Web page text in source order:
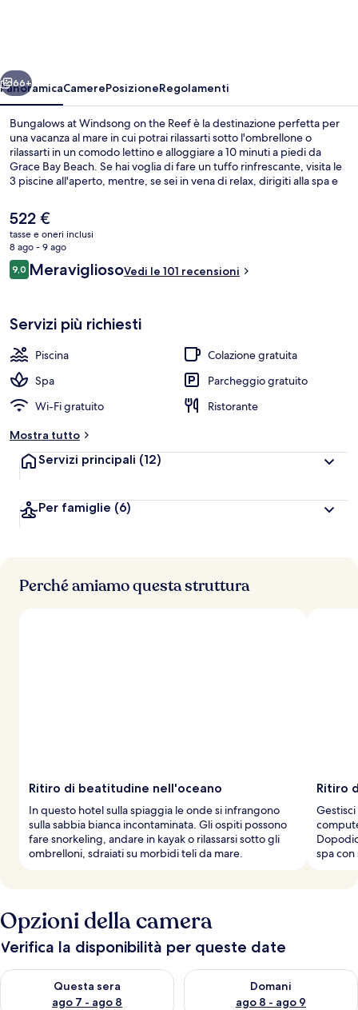
Reef
Avanti
66+
PanoramicaCamerePosizioneRegolamenti
Bungalows at Windsong on the Reef è la destinazione perfetta per
una vacanza al mare in cui potrai rilassarti sotto l'ombrellone o
rilassarti in un comodo lettino e alloggiare a 10 minuti a piedi da
Grace Bay Beach. Se hai voglia di fare un tuffo rinfrescante, visita le
3 piscine all'aperto, mentre, se sei in vena di relax, dirigiti alla spa e
mangiare troverai 2 ristoranti e un bar/lounge, ideale per
sorseggiare una bibita fresca. Questo hotel in stile mediterraneo
vanta 3 vasche idromassaggio e una palestra aperta giorno e notte,
oltre a dotazioni nelle camere come divani letto e frigoriferi.
Il
prezzo
attuale
è
522 €
522 €
tasse e oneri inclusi
8 ago - 9 ago
Recensioni
9,09,0 su 10
MeravigliosoVedi le 101 recensioni
Servizi più richiesti
Piscina
Colazione gratuita
Spa
Parcheggio gratuito
Wi-Fi gratuito
Ristorante
Mostra tutto
Servizi principali (12)
Per famiglie (6)
Perché amiamo questa struttura
Ritiro di beatitudine nell'oceano
In questo hotel sulla spiaggia le onde si infrangono
sulla sabbia bianca incontaminata. Gli ospiti possono
fare snorkeling, andare in kayak o rilassarsi sotto gli
ombrelloni, sdraiati su morbidi teli da mare.
Ritiro
spa
Opzioni della camera
Verifica la disponibilità per queste date
Questa sera
ago 7 - ago 8
Verifica la disponibilità per questa sera, ago 7 - ago 8
Domani
ago 8 - ago 9
Verifica la disponibilità per